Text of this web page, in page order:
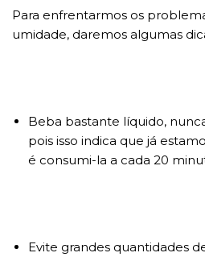
Para enfrentarmos os
umidade, daremos algumas
Beba bastante líquido,
pois isso indica que já
é consumi-la a cada 20
Evite grandes quantidades